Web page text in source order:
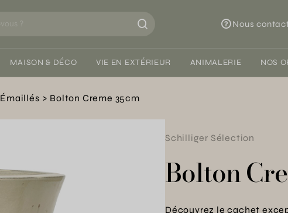
Nous
MAISON & DÉCO VIE EN EXTÉRIEUR ANIMALERIE NOS
Émaillés Bolton Creme 35cm
Schilliger Sélection
Bolton
Découvrez le cachet